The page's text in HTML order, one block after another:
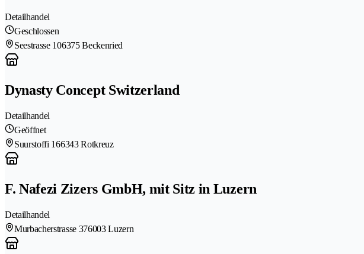
Detailhandel
Geschlossen
Seestrasse 106375 Beckenried
Dynasty Concept Switzerland
Detailhandel
Geöffnet
Suurstoffi 166343 Rotkreuz
F. Nafezi Zizers GmbH, mit Sitz in Luzern
Detailhandel
Murbacherstrasse 376003 Luzern